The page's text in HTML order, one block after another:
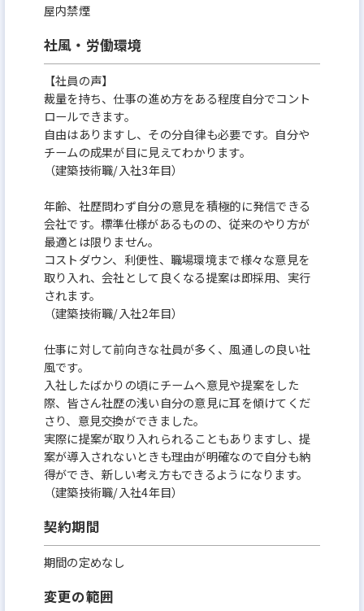
屋内禁煙
社風・労働環境
【社員の声】
裁量を持ち、仕事の進め方をある程度自分でコント
ロールできます。
自由はありますし、その分自律も必要です。自分や
チームの成果が目に見えてわかります。
（建築技術職/入社3年目）
年齢、社歴問わず自分の意見を積極的に発信できる
会社です。標準仕様があるものの、従来のやり方が
最適とは限りません。
コストダウン、利便性、職場環境まで様々な意見を
取り入れ、会社として良くなる提案は即採用、実行
されます。
（建築技術職/入社2年目）
仕事に対して前向きな社員が多く、風通しの良い社
風です。
入社したばかりの頃にチームへ意見や提案をした
際、皆さん社歴の浅い自分の意見に耳を傾けてくだ
さり、意見交換ができました。
実際に提案が取り入れられることもありますし、提
案が導入されないときも理由が明確なので自分も納
得ができ、新しい考え方もできるようになります。
（建築技術職/入社4年目）
契約期間
期間の定めなし
変更の範囲